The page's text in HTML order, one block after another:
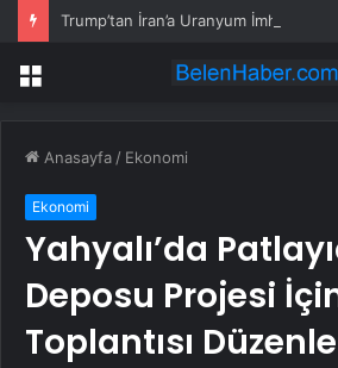
Trump’tan İran’a Uranyum İmhası
Menü
Anasayfa / Ekonomi
Ekonomi
Yahyalı’da
Deposu Projesi
Toplantısı